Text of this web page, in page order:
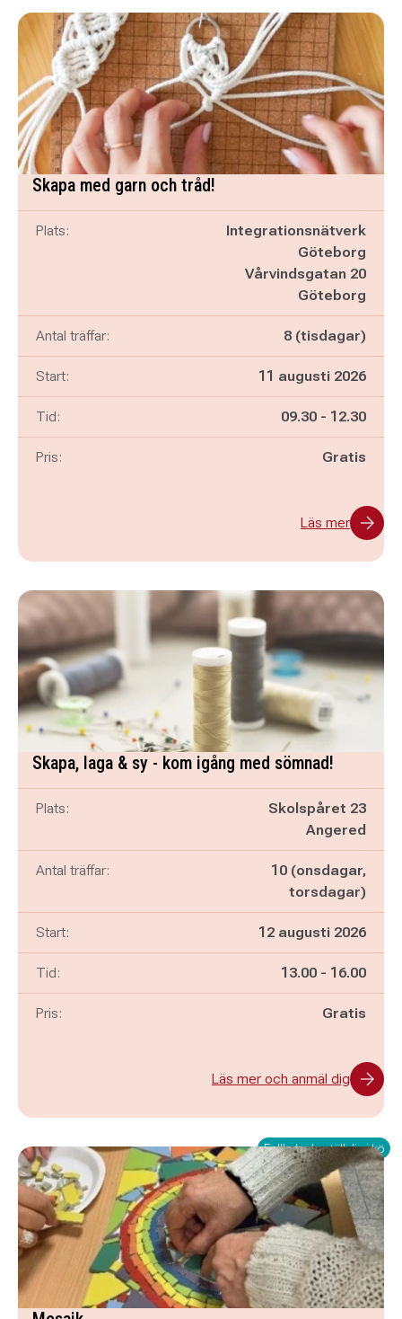
Skapa med garn och tråd!
Plats:
Integrationsnätverk
Göteborg
Vårvindsgatan 20
Göteborg
Antal träffar: 8 (tisdagar)
Start: 11 augusti 2026
Tid: Pågår mellan
09.30 - och
12.30
Pris: Gratis
Läs mer
Skapa, laga & sy - kom igång med sömnad!
Plats:
Skolspåret 23
Angered
Antal träffar:
10 (onsdagar,
torsdagar)
Start: 12 augusti 2026
Tid: Pågår mellan
13.00 - och
16.00
Pris: Gratis
Läs mer och anmäl dig
Fullbokad - ställ dig i kö